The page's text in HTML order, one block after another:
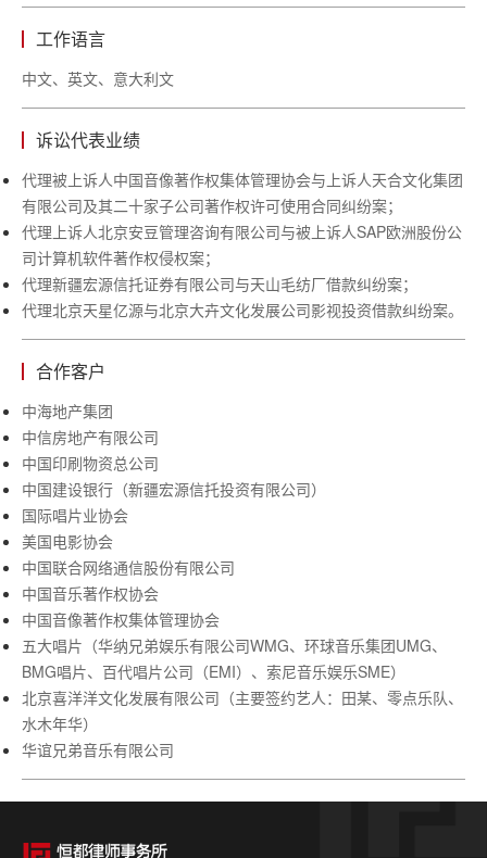
工作语言
中文、英文、意大利文
诉讼代表业绩
代理被上诉人中国音像著作权集体管理协会与上诉人天合文化集团
有限公司及其二十家子公司著作权许可使用合同纠纷案；
代理上诉人北京安豆管理咨询有限公司与被上诉人SAP欧洲股份公
司计算机软件著作权侵权案；
代理新疆宏源信托证券有限公司与天山毛纺厂借款纠纷案；
代理北京天星亿源与北京大卉文化发展公司影视投资借款纠纷案。
合作客户
中海地产集团
中信房地产有限公司
中国印刷物资总公司
中国建设银行（新疆宏源信托投资有限公司）
国际唱片业协会
美国电影协会
中国联合网络通信股份有限公司
中国音乐著作权协会
中国音像著作权集体管理协会
五大唱片（华纳兄弟娱乐有限公司WMG、环球音乐集团UMG、
BMG唱片、百代唱片公司（EMI）、索尼音乐娱乐SME）
北京喜洋洋文化发展有限公司（主要签约艺人：田某、零点乐队、
水木年华）
华谊兄弟音乐有限公司